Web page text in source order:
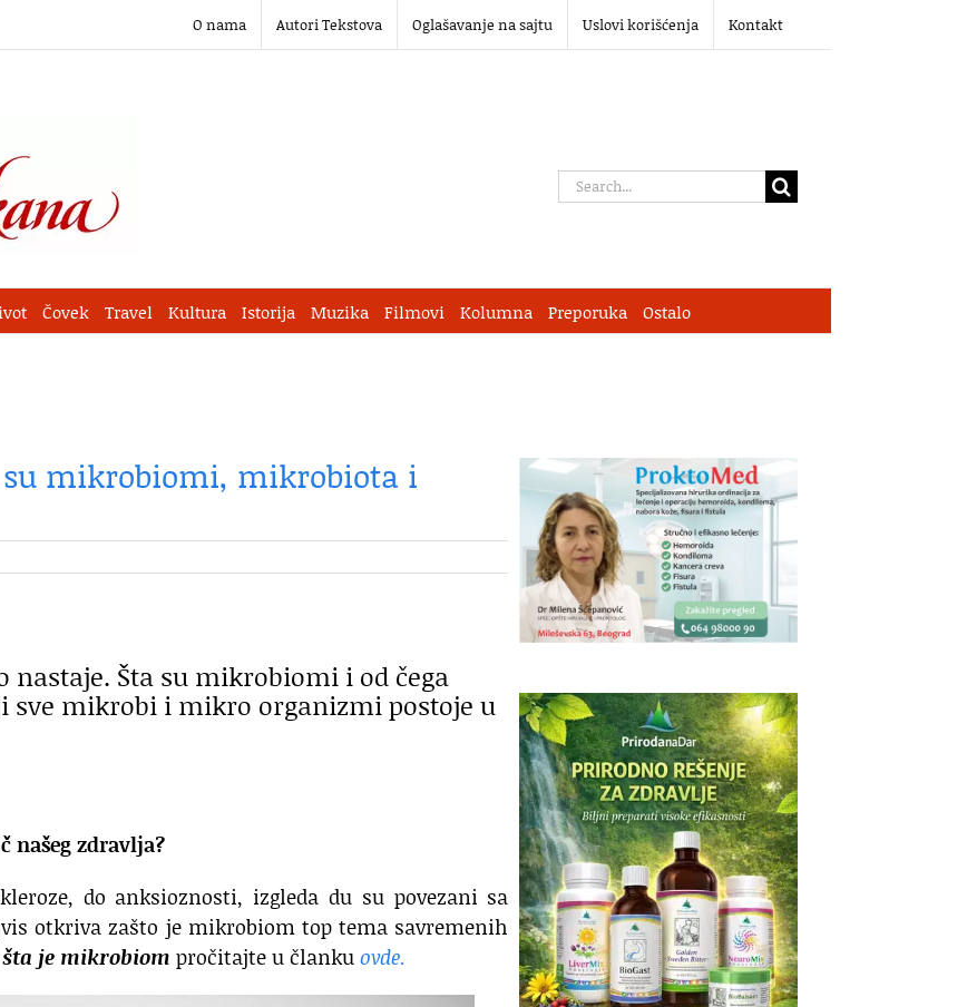
O nama Autori Tekstova Oglašavanje na sajtu Uslovi korišćenja Kontakt
Search
Čovek Travel Kultura Istorija Muzika Filmovi Kolumna Preporuka Ostalo
mikrobiomi, mikrobiota i
Šta su mikrobiomi i od čega
sve mikrobi i mikro organizmi postoje u
našeg zdravlja?
do anksioznosti, izgleda du su povezani sa
otkriva zašto je mikrobiom top tema savremenih
šta je mikrobiom pročitajte u člankuovde.